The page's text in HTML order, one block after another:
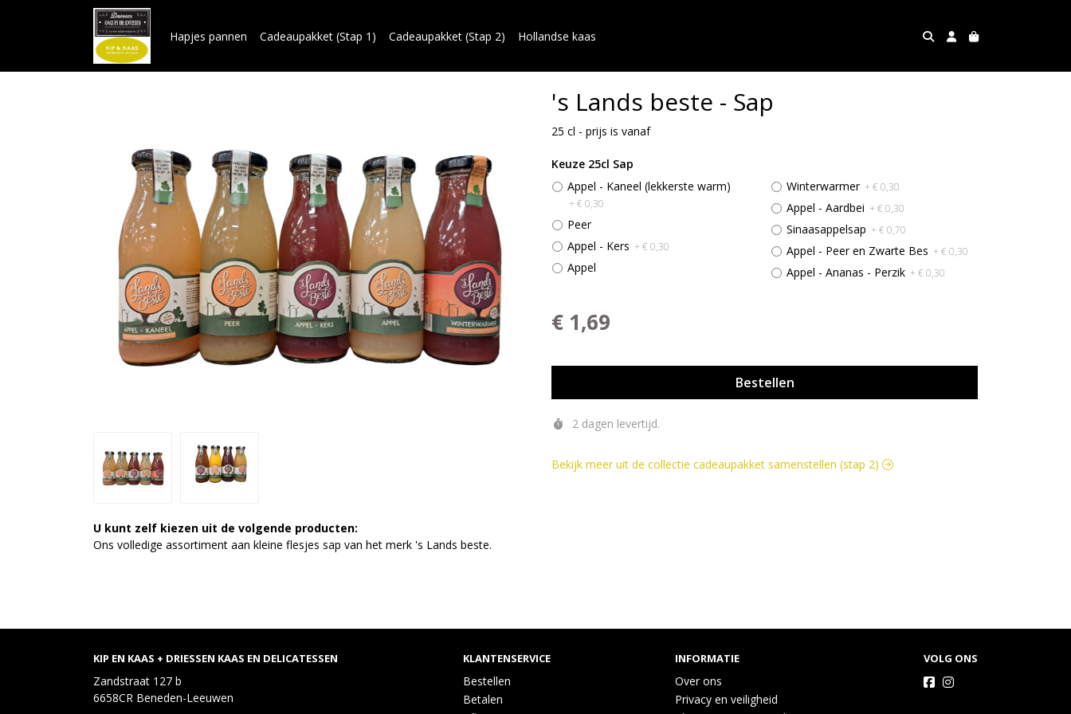
Hapjes pannen Cadeaupakket (Stap 1) Cadeaupakket (Stap 2) Hollandse kaas
U kunt zelf kiezen uit de volgende producten:
Ons volledige assortiment aan kleine flesjes sap van het merk 's Lands beste.
's Lands beste - Sap
25 cl - prijs is vanaf
Keuze 25cl Sap
Appel - Kaneel (lekkerste warm)
+ € 0,30
Peer
Appel - Kers + € 0,30
Appel
Winterwarmer + € 0,30
Appel - Aardbei + € 0,30
Sinaasappelsap + € 0,70
Appel - Peer en Zwarte Bes + € 0,30
Appel - Ananas - Perzik + € 0,30
€ 1,69
Bestellen
2 dagen levertijd.
Bekijk meer uit de collectie cadeaupakket samenstellen (stap 2)
KIP EN KAAS + DRIESSEN KAAS EN DELICATESSEN
Zandstraat 127 b
6658CR Beneden-Leeuwen
KLANTENSERVICE
Bestellen
Betalen
INFORMATIE
Over ons
Privacy en veiligheid
VOLG ONS